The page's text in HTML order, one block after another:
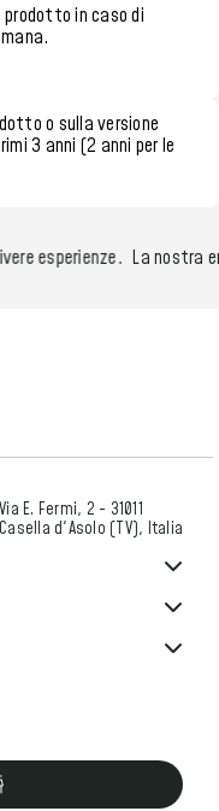
in caso di
o sulla versione
3 anni (2 anni per le
esperienze. La nostra
Via E. Fermi, 2 - 31011
Casella d'Asolo (TV), Italia